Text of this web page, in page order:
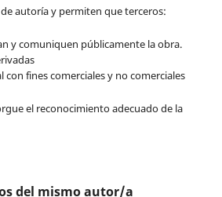
autoría y permiten que terceros:
y comuniquen públicamente la obra.
con fines comerciales y no comerciales
el reconocimiento adecuado de la
del mismo autor/a